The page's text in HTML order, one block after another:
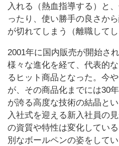
入れる（熱血指導する）と
ったり、使い勝手の良さか
が切れてしまう（離職してし
2001年に国内販売が開始さ
様々な進化を経て、代表的
るヒット商品となった。今
が、その商品化までには30
が誇る高度な技術の結晶とい
入社式を迎える新入社員の
の資質や特性は変化してい
別なボールペンの姿をして